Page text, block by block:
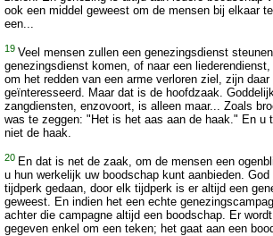
ook een middel geweest om de mensen bij elkaar
een...
19 Veel mensen zullen een genezingsdienst
genezingsdienst komen, of naar een
om het redden van een arme verloren ziel, zijn
geïnteresseerd. Maar dat is de hoofdzaak.
zangdiensten, enzovoort, is alleen maar... Zoals
was te zeggen: "Het is het aas aan de haak." En u
niet de haak.
20 En dat is net de zaak, om de mensen een
u hun werkelijk uw boodschap kunt aanbieden.
tijdperk gedaan, door elk tijdperk is er altijd een
geweest. En indien het een echte
achter die campagne altijd een boodschap. Er
gegeven enkel om een teken; het gaat aan een